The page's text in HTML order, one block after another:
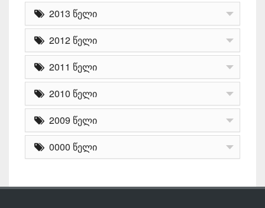
2013 წელი
2012 წელი
2011 წელი
2010 წელი
2009 წელი
0000 წელი